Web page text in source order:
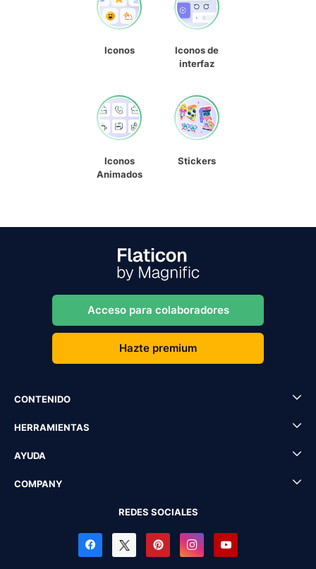
Iconos
Iconos de
interfaz
Iconos
Animados
Stickers
Acceso para colaboradores
Hazte premium
CONTENIDO
HERRAMIENTAS
AYUDA
COMPANY
REDES SOCIALES